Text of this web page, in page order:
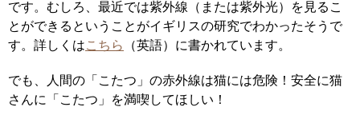
です。むしろ、最近では紫外線（または紫外光）を見るこ
とができるということがイギリスの研究でわかったそうで
す。詳しくはこちら （英語）に書かれています。
でも、人間の「こたつ」の赤外線は猫には危険！安全に猫
さんに「こたつ」を満喫してほしい！